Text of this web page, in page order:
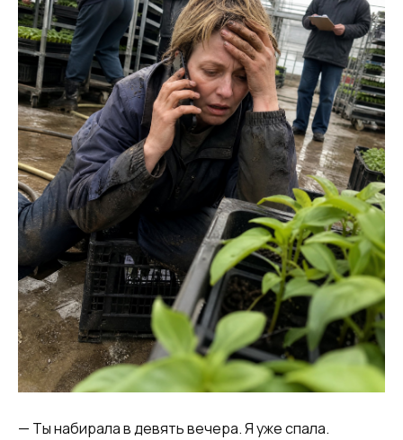
— Ты набирала в девять вечера. Я уже спала.